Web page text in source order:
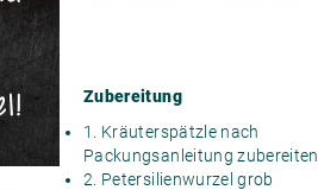
Zubereitung
1. Kräuterspätzle nach
Packungsanleitung zubereiten.
2. Petersilienwurzel grob